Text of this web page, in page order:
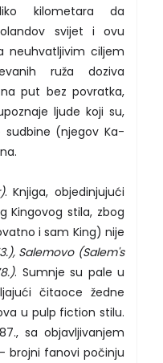
kilometara da
svijet i ovu
neuhvatljivim ciljem
ruža doziva
put bez povratka,
ljude koji su,
(njegov Ka-
. Knjiga, objedinjujući
Kingovog stila, zbog
i sam King) nije
Salemovo (Salem's
. Sumnje su pale u
čitaoce žedne
u pulp fiction stilu.
sa objavljivanjem
brojni fanovi počinju